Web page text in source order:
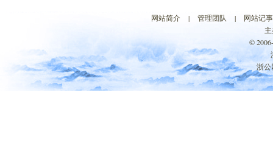
网站简介 | 管理团队 |
网站记事
©
浙公